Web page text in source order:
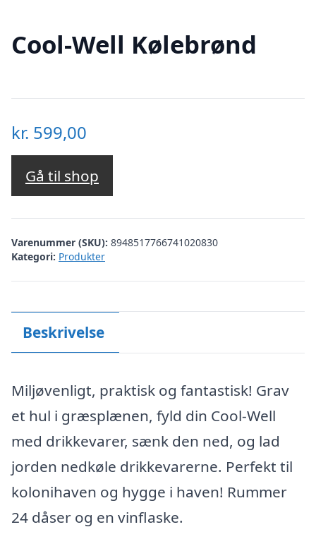
Cool-Well Kølebrønd
kr. 599,00
Gå til shop
Varenummer (SKU): 8948517766741020830
Kategori: Produkter
Beskrivelse
Miljøvenligt, praktisk og fantastisk! Grav
et hul i græsplænen, fyld din Cool-Well
med drikkevarer, sænk den ned, og lad
jorden nedkøle drikkevarerne. Perfekt til
kolonihaven og hygge i haven! Rummer
24 dåser og en vinflaske.